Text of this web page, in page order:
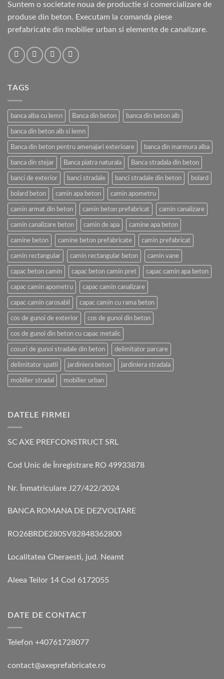
Suntem o societate noua de productie si comercializare de
produse din beton. Executam la comanda piese
prefabricate din mobilier urban si elemente de canalizare.
TAGS
banca alba cu lemn Banca din beton banca din beton alb
banca din beton alb si lemn
Banca din beton pentru amenajari exterioare banca din marmura alba
banca din stejar Banca piatra naturala Banca stradala din beton
banci de exterior banci stradale banci stradale din beton bolard
bolard beton camin apa beton camin apometru
camin armat din beton camin beton prefabricat camin canalizare
camin canalizare beton camin de apa camine apa beton
camine beton camine beton prefabricate camin prefabricat
camin rectangular camin rectangular beton camin vane
capac beton camin capac beton camin pret capac camin apa beton
capac camin apometru capac camin canalizare
capac camin carosabil capac camin cu rama beton
cos de gunoi de exterior cos de gunoi din beton
cos de gunoi din beton cu capac metalic
cosuri de gunoi stradale din beton delimitator parcare
delimitator spatii jardiniera beton jardiniera stradala
mobilier stradal mobilier urban
DATELE FIRMEI
SC AXE PREFCONSTRUCT SRL
Cod Unic de Înregistrare RO 49933878
Nr. Înmatriculare J27/422/2024
BANCA ROMANA DE DEZVOLTARE
RO26BRDE280SV82848362800
Localitatea Gheraesti, jud. Neamt
Aleea Teilor 14 Cod 6172055
DATE DE CONTACT
Telefon +40761728077
contact@axeprefabricate.ro